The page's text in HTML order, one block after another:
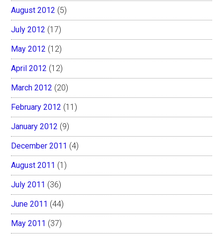
August 2012 (5)
July 2012 (17)
May 2012 (12)
April 2012 (12)
March 2012 (20)
February 2012 (11)
January 2012 (9)
December 2011 (4)
August 2011 (1)
July 2011 (36)
June 2011 (44)
May 2011 (37)